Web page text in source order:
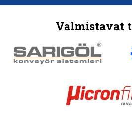
Valmistavat